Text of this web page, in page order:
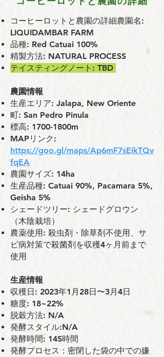
コーヒーロットと農園の詳細農園名:
LIQUIDAMBAR FARM
品種: Red Catuai 100%
精製方法: NATURAL PROCESS
テイスティングノート: TBD
農園情報
⽣産エリア: Jalapa, New Oriente
町: San Pedro Pinula
標⾼: 1700-1800m
MAPリンク:
https://goo.gl/maps/Ap6mF7sEikTQv
fqEA
農園サイズ: 14ha
⽣産品種: Catuai 90%, Pacamara 5%,
Geisha 5%
シェードツリー: シェードグロウン
（木陰栽培）
農薬使⽤: 殺虫剤・除草剤不使用、サ
ビ病対策で殺菌剤を収穫4ヶ月前まで
使用
⽣産情報
収穫⽇: 2023年1月28日〜3月4日
糖度: 18~22%
脱穀⽅法: N/A
発酵スタイル:N/A
発酵時間: 145時間
発酵プロセス：密閉した袋の中での嫌